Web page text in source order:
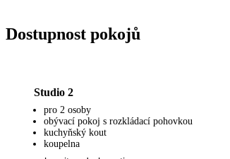
Dostupnost pokojů
Studio 2
pro 2 osoby
obývací pokoj s rozkládací pohovkou
kuchyňský kout
koupelna